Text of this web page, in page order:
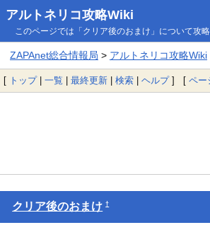
アルトネリコ攻略Wiki
このページでは「クリア後のおまけ」について攻略
ZAPAnet総合情報局 > アルトネリコ攻略Wiki
[ トップ| 一覧 | 最終更新 | 検索 | ヘルプ] [ ペー
クリア後のおまけ †